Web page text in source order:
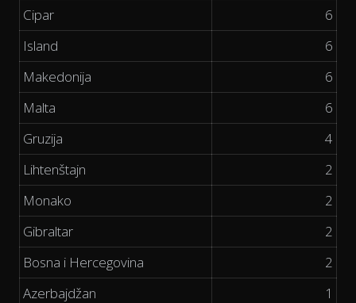
Cipar
6
Island
6
Makedonija
6
Malta
6
Gruzija
4
Lihtenštajn
2
Monako
2
Gibraltar
2
Bosna i Hercegovina
2
Azerbajdžan
1